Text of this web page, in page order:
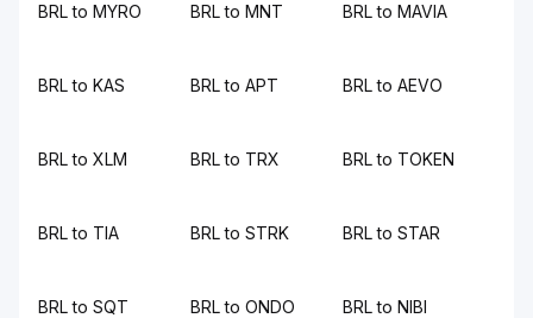
BRL to MYRO BRL to MNT BRL to MAVIA
BRL to KAS BRL to APT BRL to AEVO
BRL to XLM BRL to TRX BRL to TOKEN
BRL to TIA BRL to STRK BRL to STAR
BRL to SQT BRL to ONDO BRL to NIBI